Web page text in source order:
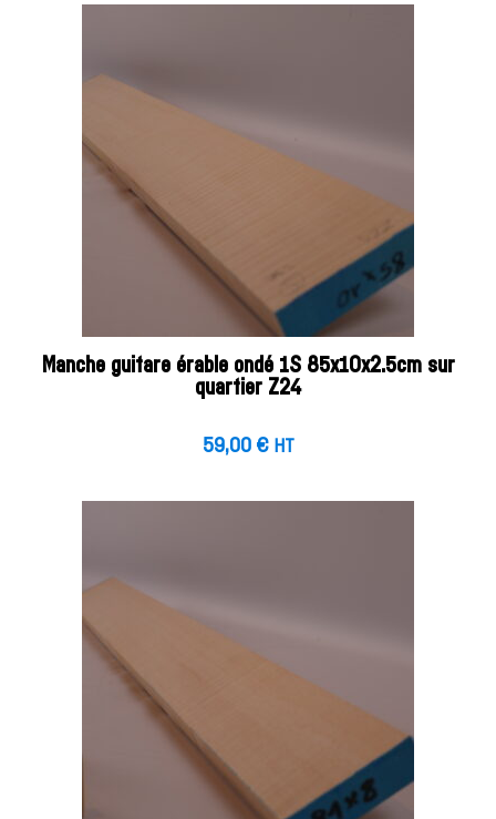
Manche guitare érable ondé 1S 85x10x2.5cm sur
quartier Z24
59,00 € HT